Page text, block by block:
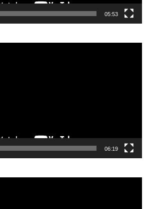
05:53
06:19